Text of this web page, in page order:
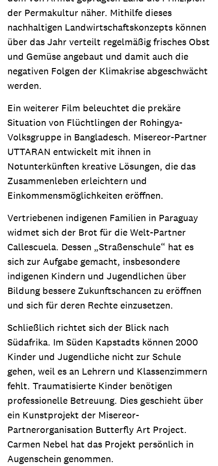
der Permakultur näher. Mithilfe dieses
nachhaltigen Landwirtschaftskonzepts können
über das Jahr verteilt regelmäßig frisches Obst
und Gemüse angebaut und damit auch die
negativen Folgen der Klimakrise abgeschwächt
werden.
Ein weiterer Film beleuchtet die prekäre
Situation von Flüchtlingen der Rohingya-
Volksgruppe in Bangladesch. Misereor-Partner
UTTARAN entwickelt mit ihnen in
Notunterkünften kreative Lösungen, die das
Zusammenleben erleichtern und
Einkommensmöglichkeiten eröffnen.
Vertriebenen indigenen Familien in Paraguay
widmet sich der Brot für die Welt-Partner
Callescuela. Dessen „Straßenschule“ hat es
sich zur Aufgabe gemacht, insbesondere
indigenen Kindern und Jugendlichen über
Bildung bessere Zukunftschancen zu eröffnen
und sich für deren Rechte einzusetzen.
Schließlich richtet sich der Blick nach
Südafrika. Im Süden Kapstadts können 2000
Kinder und Jugendliche nicht zur Schule
gehen, weil es an Lehrern und Klassenzimmern
fehlt. Traumatisierte Kinder benötigen
professionelle Betreuung. Dies geschieht über
ein Kunstprojekt der Misereor-
Partnerorganisation Butterfly Art Project.
Carmen Nebel hat das Projekt persönlich in
Augenschein genommen.